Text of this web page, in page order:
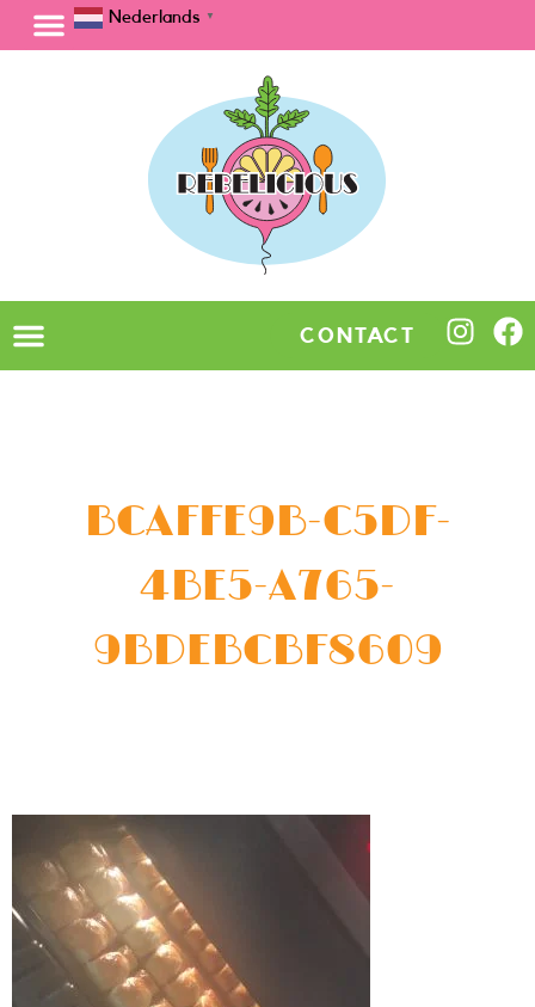
Nederlands ▼
CONTACT
BCAFFE9B-C5DF-
4BE5-A765-
9BDEBCBF8609